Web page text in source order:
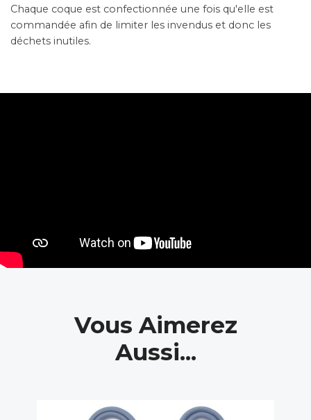
Chaque coque est confectionnée une fois qu'elle est
commandée afin de limiter les invendus et donc les
déchets inutiles.
Vous Aimerez
Aussi...